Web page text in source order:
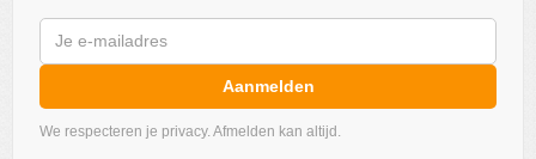
Aanmelden
We respecteren je privacy. Afmelden kan altijd.